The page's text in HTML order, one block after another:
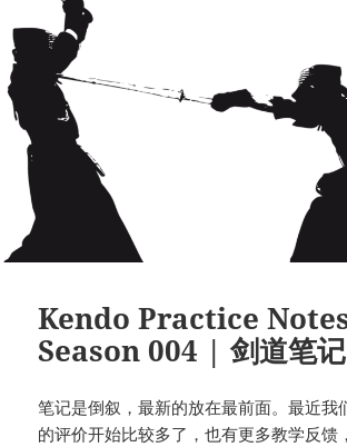
Kendo Practice
Season 004 | 剑道笔
笔记是倒叙，最新的放在最前面。最近
的评价开始比较多了，也有更多教学反馈